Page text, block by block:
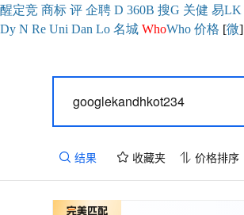
醒定竞 商标 评 企聘 D 360B 搜G 关健 易LK
Dy N Re Uni Dan Lo 名城 WhoWho 价格 [微]